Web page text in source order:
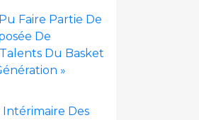
Faire Partie De
De
Du Basket
»
Intérimaire Des